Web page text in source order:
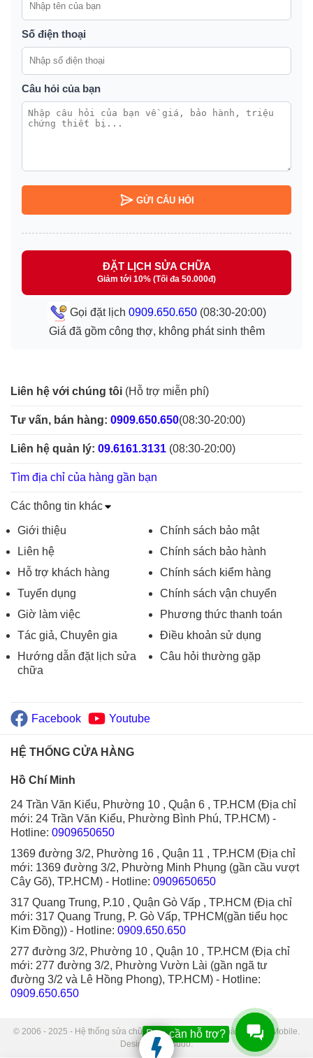
Số điện thoại
Câu hỏi của bạn
GỬI CÂU HỎI
ĐẶT LỊCH SỬA CHỮA
Giảm tới 10% (Tối đa 50.000đ)
Gọi đặt lịch 0909.650.650(08:30-20:00)
Giá đã gồm công thợ, không phát sinh thêm
Liên hệ với chúng tôi (Hỗ trợ miễn phí)
Tư vấn, bán hàng: 0909.650.650(08:30-20:00)
Liên hệ quản lý: 09.6161.3131 (08:30-20:00)
Tìm địa chỉ của hàng gần bạn
Các thông tin khác
Giới thiệu
Liên hệ
Hỗ trợ khách hàng
Tuyển dụng
Giờ làm việc
Tác giả, Chuyên gia
Hướng dẫn đặt lịch sửa
chữa
Chính sách bảo mật
Chính sách bảo hành
Chính sách kiểm hàng
Chính sách vận chuyển
Phương thức thanh toán
Điều khoản sử dụng
Câu hỏi thường gặp
Facebook Youtube
HỆ THỐNG CỬA HÀNG
Hồ Chí Minh
24 Trần Văn Kiểu, Phường 10 , Quận 6 , TP.HCM (Địa chỉ
mới: 24 Trần Văn Kiểu, Phường Bình Phú, TP.HCM) -
Hotline: 0909650650
1369 đường 3/2, Phường 16 , Quận 11 , TP.HCM (Địa chỉ
mới: 1369 đường 3/2, Phường Minh Phụng (gần cầu vượt
Cây Gõ), TP.HCM) - Hotline: 0909650650
317 Quang Trung, P.10 , Quận Gò Vấp , TP.HCM (Địa chỉ
mới: 317 Quang Trung, P. Gò Vấp, TPHCM(gần tiểu học
Kim Đồng)) - Hotline: 0909.650.650
277 đường 3/2, Phường 10 , Quận 10 , TP.HCM (Địa chỉ
mới: 277 đường 3/2, Phường Vườn Lài (gần ngã tư
đường 3/2 và Lê Hồng Phong), TP.HCM) - Hotline:
0909.650.650
© 2006 - 2025 - Hệ thống sửa chữa điện thoại di động Thành Trung Mobile.
Designed by Sudo.
Bạn cần hỗ trợ?